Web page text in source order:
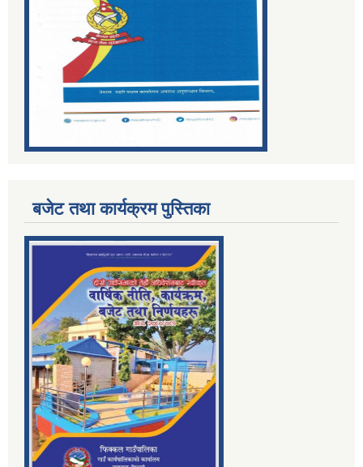
बजेट तथा कार्यक्रम पुस्तिका